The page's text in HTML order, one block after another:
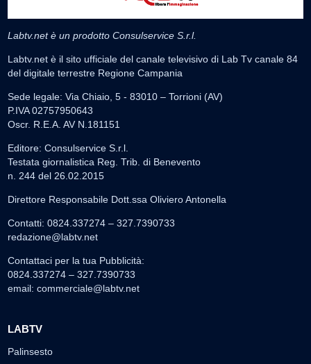
Labtv.net è un prodotto Consulservice S.r.l.
Labtv.net è il sito ufficiale del canale televisivo di Lab Tv canale 84
del digitale terrestre Regione Campania
Sede legale: Via Chiaio, 5 - 83010 – Torrioni (AV)
P.IVA 02757950643
Oscr. R.E.A. AV N.181151
Editore: Consulservice S.r.l.
Testata giornalistica Reg. Trib. di Benevento
n. 244 del 26.02.2015
Direttore Responsabile Dott.ssa Oliviero Antonella
Contatti: 0824.337274 – 327.7390733
redazione@labtv.net
Contattaci per la tua Pubblicità:
0824.337274 – 327.7390733
email: commerciale@labtv.net
LABTV
Palinsesto